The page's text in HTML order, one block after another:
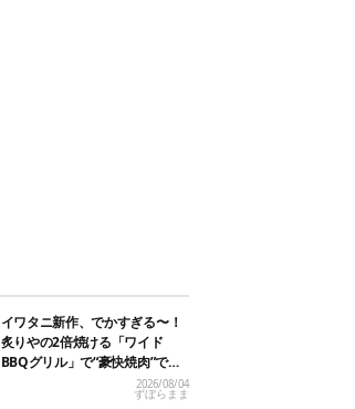
イワタニ新作、でかすぎる〜！
炙りやの2倍焼ける「ワイド
BBQグリル」で“豪快焼肉”でき
2026/08/04
ずぼらまま